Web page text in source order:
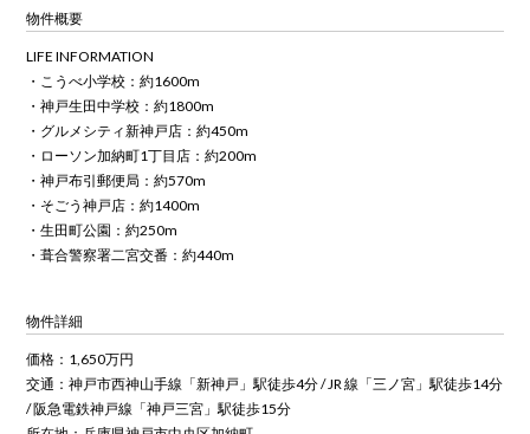
物件概要
LIFE INFORMATION
・こうべ小学校：約1600m
・神戸生田中学校：約1800m
・グルメシティ新神戸店：約450m
・ローソン加納町1丁目店：約200m
・神戸布引郵便局：約570m
・そごう神戸店：約1400m
・生田町公園：約250m
・葺合警察署二宮交番：約440m
物件詳細
価格： 1,650万円
交通：神戸市西神山手線「新神戸」駅徒歩4分 / JR 線「三ノ宮」駅徒歩14分
/ 阪急電鉄神戸線「神戸三宮」駅徒歩15分